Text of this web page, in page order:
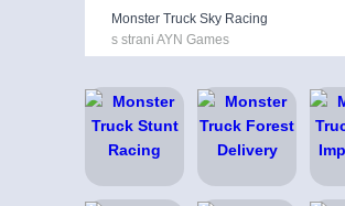
Monster Truck Sky Racing
s strani AYN Games